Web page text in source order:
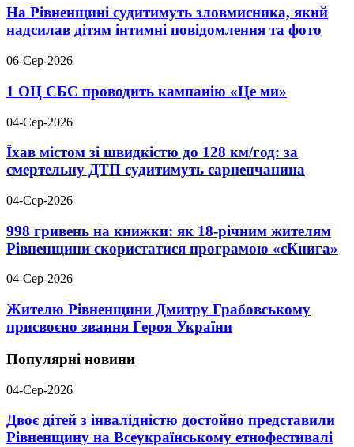
На Рівненщині судитимуть зловмисника, який
надсилав дітям інтимні повідомлення та фото
06-Сер-2026
1 ОЦ СБС проводить кампанію «Це ми»
04-Сер-2026
Їхав містом зі швидкістю до 128 км/год: за
смертельну ДТП судитимуть сарненчанина
04-Сер-2026
998 гривень на книжки: як 18-річним жителям
Рівненщини скористатися програмою «єКнига»
04-Сер-2026
Жителю Рівненщини Дмитру Грабовському
присвоєно звання Героя України
Популярні новини
04-Сер-2026
Двоє дітей з інвалідністю достойно представили
Рівненщину на Всеукраїнському етнофестивалі